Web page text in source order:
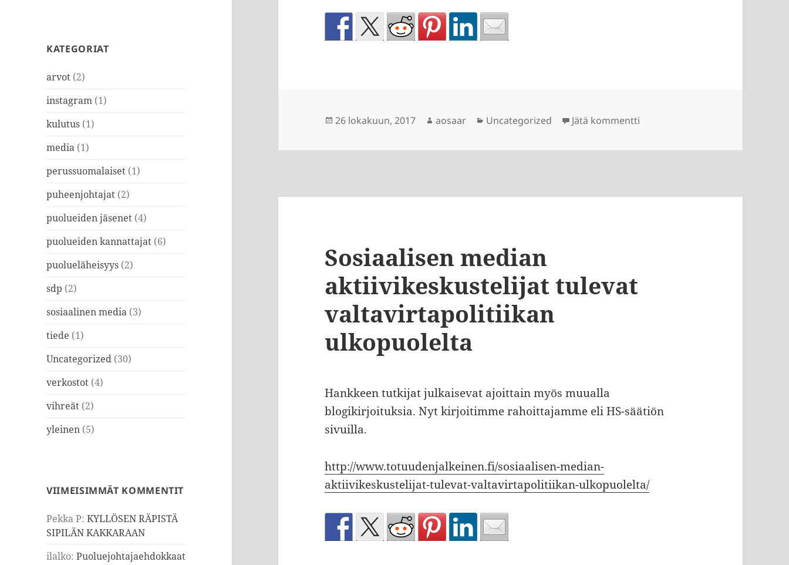
KATEGORIAT
arvot (2)
instagram (1)
kulutus (1)
media (1)
perussuomalaiset (1)
puheenjohtajat (2)
puolueiden jäsenet (4)
puolueiden kannattajat (6)
puolueläheisyys (2)
sdp (2)
sosiaalinen media (3)
tiede (1)
Uncategorized (30)
verkostot (4)
vihreät (2)
yleinen (5)
VIIMEISIMMÄT KOMMENTIT
Pekka P:KYLLÖSEN RÄPISTÄ
SIPILÄN KAKKARAAN
ilalko:Puoluejohtajaehdokkaat
Julkaistu
26 lokakuun, 2017 Kirjoittaja
aosaar Kategoriat
Uncategorized Jätä kommentti
Sosiaalisen median
aktiivikeskustelijat tulevat
valtavirtapolitiikan
ulkopuolelta
Hankkeen tutkijat julkaisevat ajoittain myös muualla
blogikirjoituksia. Nyt kirjoitimme rahoittajamme eli HS-säätiön
sivuilla.
http://www.totuudenjalkeinen.fi/sosiaalisen-median-
aktiivikeskustelijat-tulevat-valtavirtapolitiikan-ulkopuolelta/